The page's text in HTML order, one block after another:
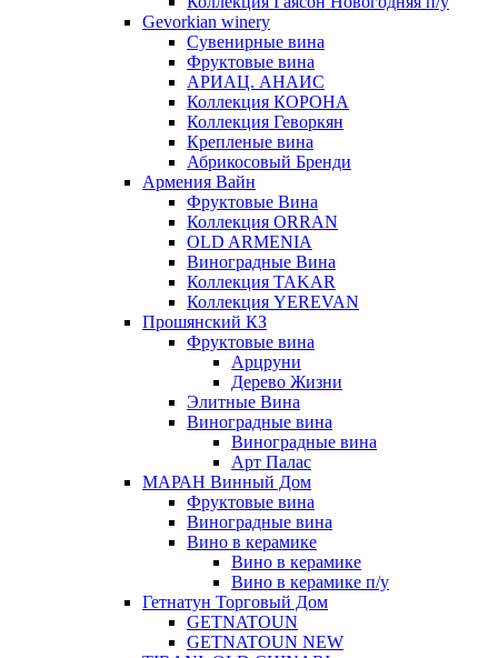
Gevorkian winery
Сувенирные вина
Фруктовые вина
АРИАЦ. АНАИС
Коллекция КОРОНА
Коллекция Геворкян
Крепленые вина
Абрикосовый Бренди
Армения Вайн
Фруктовые Вина
Коллекция ORRAN
OLD ARMENIA
Виноградные Вина
Коллекция TAKAR
Коллекция YEREVAN
Прошянский КЗ
Фруктовые вина
Арцруни
Дерево Жизни
Элитные Вина
Виноградные вина
Виноградные вина
Арт Палас
МАРАН Винный Дом
Фруктовые вина
Виноградные вина
Вино в керамике
Вино в керамике
Вино в керамике п/у
Гетнатун Торговый Дом
GETNATOUN
GETNATOUN NEW